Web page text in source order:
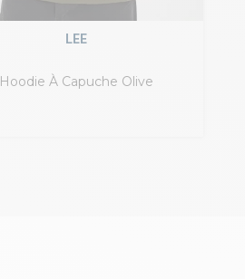
Hoodie À Capuche Olive
LEE